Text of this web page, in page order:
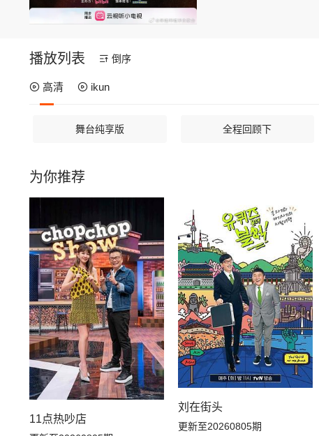
播放列表 倒序
高清 ikun
舞台纯享版 全程回顾下
为你推荐
11点热吵店
刘在街头
更新至20260805期